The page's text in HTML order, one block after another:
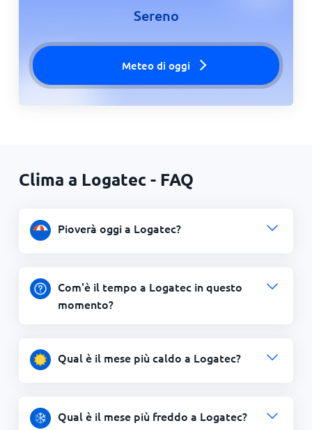
Sereno
Meteo di oggi
Clima a Logatec - FAQ
Pioverà oggi a Logatec?
Com'è il tempo a Logatec in questo
momento?
Qual è il mese più caldo a Logatec?
Qual è il mese più freddo a Logatec?